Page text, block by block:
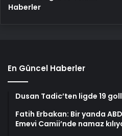
Haberler
En Güncel Haberler
Dusan Tadic’ten ligde 19
Fatih Erbakan: Bir yanda
Emevi Camii’nde namaz